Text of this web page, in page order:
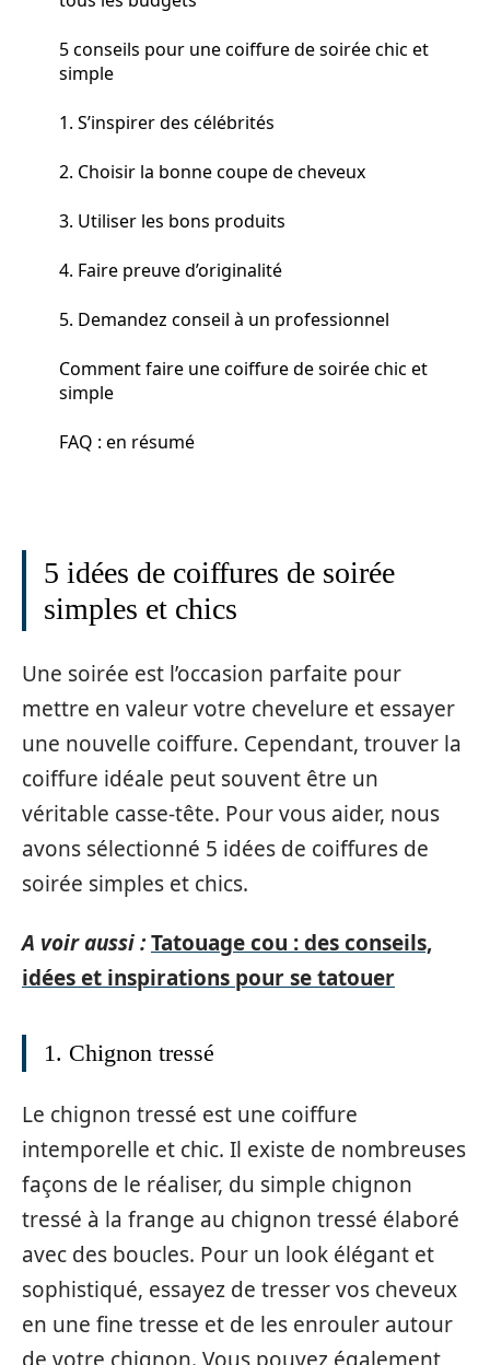
5 conseils pour une coiffure de soirée chic et
simple
1. S’inspirer des célébrités
2. Choisir la bonne coupe de cheveux
3. Utiliser les bons produits
4. Faire preuve d’originalité
5. Demandez conseil à un professionnel
Comment faire une coiffure de soirée chic et
simple
FAQ : en résumé
5 idées de coiffures de soirée
simples et chics
Une soirée est l’occasion parfaite pour
mettre en valeur votre chevelure et essayer
une nouvelle coiffure. Cependant, trouver la
coiffure idéale peut souvent être un
véritable casse-tête. Pour vous aider, nous
avons sélectionné 5 idées de coiffures de
soirée simples et chics.
A voir aussi :Tatouage cou : des conseils,
idées et inspirations pour se tatouer
1. Chignon tressé
Le chignon tressé est une coiffure
intemporelle et chic. Il existe de nombreuses
façons de le réaliser, du simple chignon
tressé à la frange au chignon tressé élaboré
avec des boucles. Pour un look élégant et
sophistiqué, essayez de tresser vos cheveux
en une fine tresse et de les enrouler autour
de votre chignon. Vous pouvez également